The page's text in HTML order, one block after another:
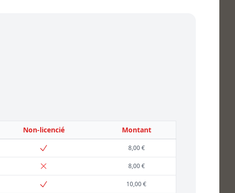
Non-licencié Montant
8,00 €
8,00 €
10,00 €